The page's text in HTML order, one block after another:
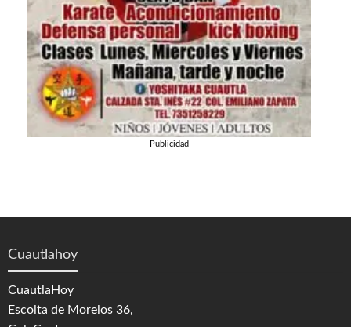
Publicidad
Cuautlahoy
CuautlaHoy
Escolta de Morelos 36,